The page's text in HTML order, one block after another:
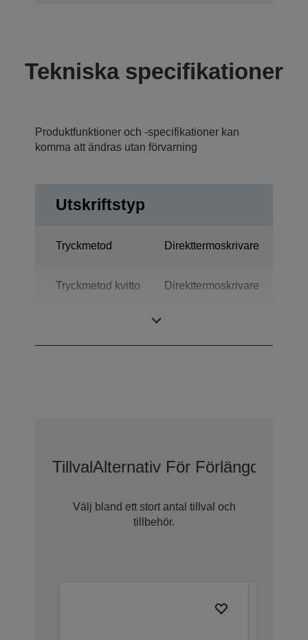
Tekniska specifikationer
Produktfunktioner och -specifikationer kan
komma att ändras utan förvarning
Utskriftstyp
Tryckmetod Direkttermoskrivare
Tryckmetod kvitto Direkttermoskrivare
TillvalAlternativ För Förlängd
Välj bland ett stort antal tillval och
tillbehör.